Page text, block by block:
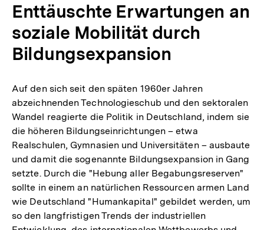
Enttäuschte Erwartungen an
soziale Mobilität durch
Bildungsexpansion
Auf den sich seit den späten 1960er Jahren
abzeichnenden Technologieschub und den sektoralen
Wandel reagierte die Politik in Deutschland, indem sie
die höheren Bildungseinrichtungen – etwa
Realschulen, Gymnasien und Universitäten – ausbaute
und damit die sogenannte Bildungsexpansion in Gang
setzte. Durch die "Hebung aller Begabungsreserven"
sollte in einem an natürlichen Ressourcen armen Land
wie Deutschland "Humankapital" gebildet werden, um
so den langfristigen Trends der industriellen